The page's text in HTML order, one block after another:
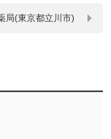
局(東京都立川市)